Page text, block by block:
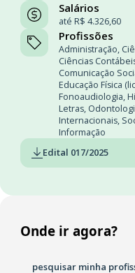
Salários
até R$ 4.326,60
Profissões
Administração,
Ciências
Comunicação
Educação Física
Fonoaudiologia,
Letras,
Internacionais,
Informação
Edital 017/2025
Onde ir agora?
pesquisar minha